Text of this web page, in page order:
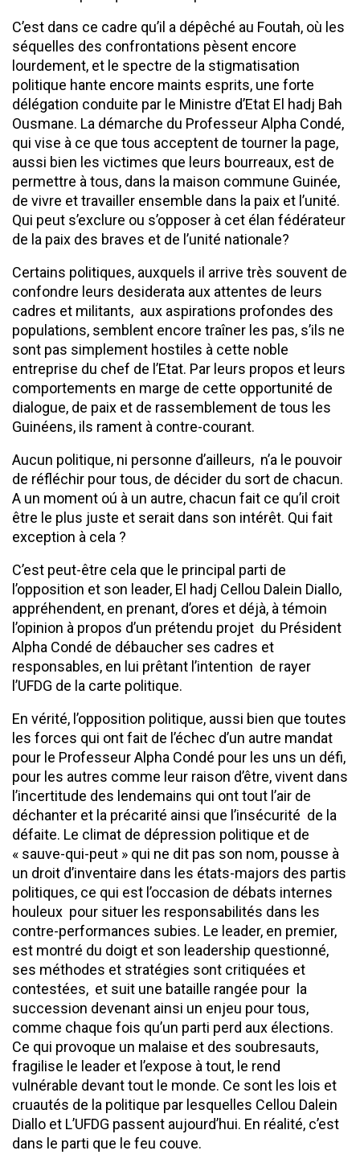
C’est dans ce cadre qu’il a dépêché au Foutah, où les
séquelles des confrontations pèsent encore
lourdement, et le spectre de la stigmatisation
politique hante encore maints esprits, une forte
délégation conduite par le Ministre d’Etat El hadj Bah
Ousmane. La démarche du Professeur Alpha Condé,
qui vise à ce que tous acceptent de tourner la page,
aussi bien les victimes que leurs bourreaux, est de
permettre à tous, dans la maison commune Guinée,
de vivre et travailler ensemble dans la paix et l’unité.
Qui peut s’exclure ou s’opposer à cet élan fédérateur
de la paix des braves et de l’unité nationale?
Certains politiques, auxquels il arrive très souvent de
confondre leurs desiderata aux attentes de leurs
cadres et militants, aux aspirations profondes des
populations, semblent encore traîner les pas, s’ils ne
sont pas simplement hostiles à cette noble
entreprise du chef de l’Etat. Par leurs propos et leurs
comportements en marge de cette opportunité de
dialogue, de paix et de rassemblement de tous les
Guinéens, ils rament à contre-courant.
Aucun politique, ni personne d’ailleurs, n’a le pouvoir
de réfléchir pour tous, de décider du sort de chacun.
A un moment oú à un autre, chacun fait ce qu’il croit
être le plus juste et serait dans son intérêt. Qui fait
exception à cela ?
C’est peut-être cela que le principal parti de
l’opposition et son leader, El hadj Cellou Dalein Diallo,
appréhendent, en prenant, d’ores et déjà, à témoin
l’opinion à propos d’un prétendu projet du Président
Alpha Condé de débaucher ses cadres et
responsables, en lui prêtant l’intention de rayer
l’UFDG de la carte politique.
En vérité, l’opposition politique, aussi bien que toutes
les forces qui ont fait de l’échec d’un autre mandat
pour le Professeur Alpha Condé pour les uns un défi,
pour les autres comme leur raison d’être, vivent dans
l’incertitude des lendemains qui ont tout l’air de
déchanter et la précarité ainsi que l’insécurité de la
défaite. Le climat de dépression politique et de
« sauve-qui-peut » qui ne dit pas son nom, pousse à
un droit d’inventaire dans les états-majors des partis
politiques, ce qui est l’occasion de débats internes
houleux pour situer les responsabilités dans les
contre-performances subies. Le leader, en premier,
est montré du doigt et son leadership questionné,
ses méthodes et stratégies sont critiquées et
contestées, et suit une bataille rangée pour la
succession devenant ainsi un enjeu pour tous,
comme chaque fois qu’un parti perd aux élections.
Ce qui provoque un malaise et des soubresauts,
fragilise le leader et l’expose à tout, le rend
vulnérable devant tout le monde. Ce sont les lois et
cruautés de la politique par lesquelles Cellou Dalein
Diallo et L’UFDG passent aujourd’hui. En réalité, c’est
dans le parti que le feu couve.